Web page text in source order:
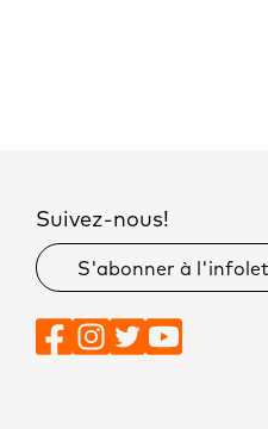
Suivez-nous!
S'abonner à